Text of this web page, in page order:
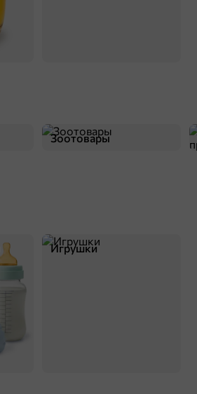
Зоотовары
Игрушки